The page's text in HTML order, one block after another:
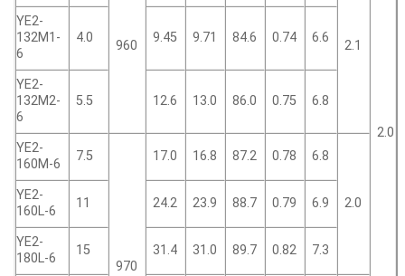
2.0
960 2.1
YE2-
132M1-
6
4.0 9.45 9.71 84.6 0.74 6.6
YE2-
132M2-
6
5.5 12.6 13.0 86.0 0.75 6.8
YE2-
160M-6
7.5
970
17.0 16.8 87.2 0.78 6.8
2.0
YE2-
160L-6
11 24.2 23.9 88.7 0.79 6.9
YE2-
180L-6
15 31.4 31.0 89.7 0.82 7.3